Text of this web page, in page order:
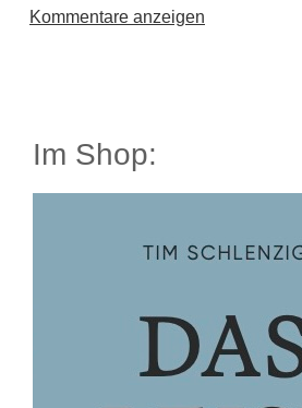
Kommentare anzeigen
Im Shop: